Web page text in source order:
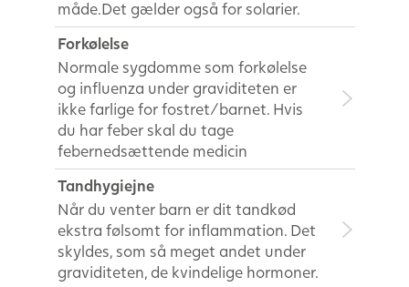
måde.Det gælder også for solarier.
Forkølelse
Normale sygdomme som forkølelse
og influenza under graviditeten er
ikke farlige for fostret/barnet. Hvis
du har feber skal du tage
febernedsættende medicin
Tandhygiejne
Når du venter barn er dit tandkød
ekstra følsomt for inflammation. Det
skyldes, som så meget andet under
graviditeten, de kvindelige hormoner.